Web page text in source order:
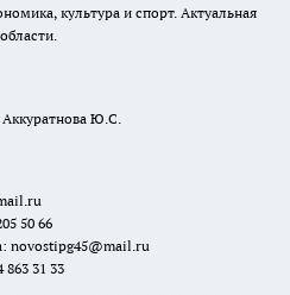
культура и спорт. Актуальная
Ю.С.
50 66
novostipg45@mail.ru
31 33